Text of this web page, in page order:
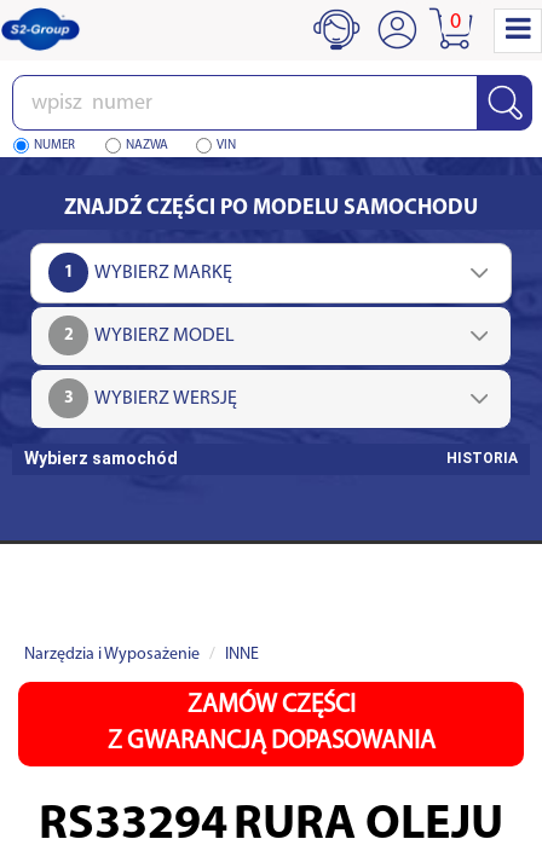
Wpisz
numer
NUMER NAZWA VIN
0
ZNAJDŹ CZĘŚCI PO MODELU SAMOCHODU
1
2
3
Wybierz samochód HISTORIA
Narzędzia i Wyposażenie INNE
ZAMÓW CZĘŚCI
Z GWARANCJĄ DOPASOWANIA
RS33294RURA OLEJU